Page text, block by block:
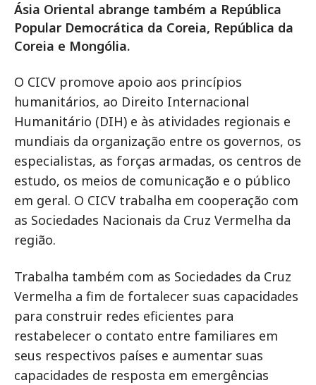
Ásia Oriental abrange também a República
Popular Democrática da Coreia, República da
Coreia e Mongólia.
O CICV promove apoio aos princípios
humanitários, ao Direito Internacional
Humanitário (DIH) e às atividades regionais e
mundiais da organização entre os governos, os
especialistas, as forças armadas, os centros de
estudo, os meios de comunicação e o público
em geral. O CICV trabalha em cooperação com
as Sociedades Nacionais da Cruz Vermelha da
região.
Trabalha também com as Sociedades da Cruz
Vermelha a fim de fortalecer suas capacidades
para construir redes eficientes para
restabelecer o contato entre familiares em
seus respectivos países e aumentar suas
capacidades de resposta em emergências